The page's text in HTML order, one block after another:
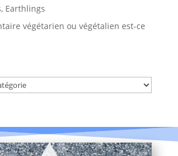
Earthlings
végétarien ou végétalien est-ce